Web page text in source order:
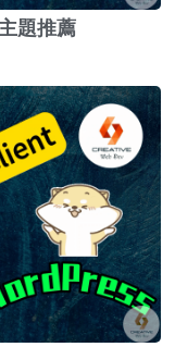
題推薦